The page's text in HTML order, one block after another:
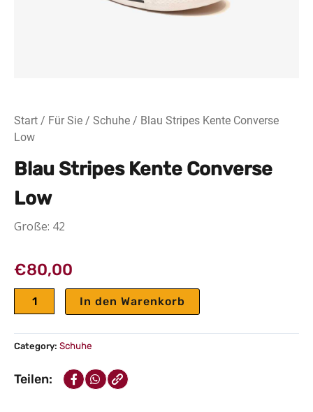
Start / Für Sie / Schuhe / Blau Stripes Kente Converse
Low
Blau Stripes Kente Converse
Low
Große: 42
€80,00
Blau
Stripes
Converse
Menge
In den Warenkorb
Category: Schuhe
Teilen: